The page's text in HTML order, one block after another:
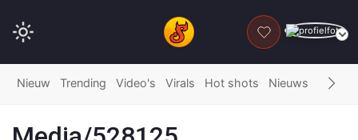
DONEER
Nieuw Trending Video's Virals Hot shots Nieuws Fails